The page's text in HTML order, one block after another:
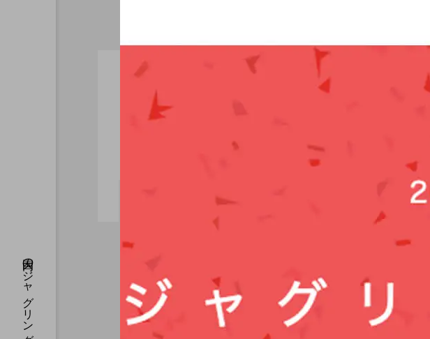
て開催。
hiro nozaki
2019.12.20
舞